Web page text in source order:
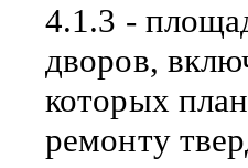
4.1.3 -
дворов,
которых
ремонту